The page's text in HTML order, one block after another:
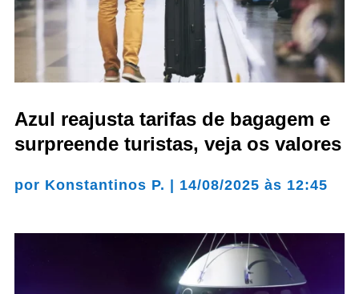
Azul reajusta tarifas de bagagem e
surpreende turistas, veja os valores
por Konstantinos P. | 14/08/2025 às 12:45